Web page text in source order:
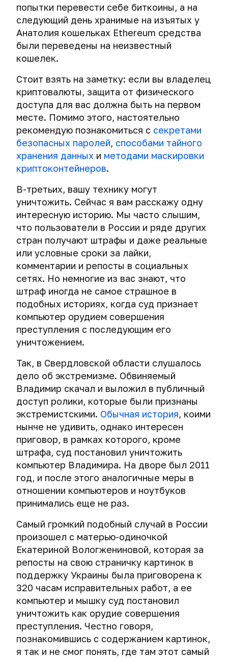
попытки перевести себе биткоины, а на
следующий день хранимые на изъятых у
Анатолия кошельках Ethereum средства
были переведены на неизвестный
кошелек.
Стоит взять на заметку: если вы владелец
криптовалюты, защита от физического
доступа для вас должна быть на первом
месте. Помимо этого, настоятельно
рекомендую познакомиться с секретами
безопасных паролей, способами тайного
хранения данных и методами маскировки
криптоконтейнеров.
В-третьих, вашу технику могут
уничтожить. Сейчас я вам расскажу одну
интересную историю. Мы часто слышим,
что пользователи в России и ряде других
стран получают штрафы и даже реальные
или условные сроки за лайки,
комментарии и репосты в социальных
сетях. Но немногие из вас знают, что
штраф иногда не самое страшное в
подобных историях, когда суд признает
компьютер орудием совершения
преступления с последующим его
уничтожением.
Так, в Свердловской области слушалось
дело об экстремизме. Обвиняемый
Владимир скачал и выложил в публичный
доступ ролики, которые были признаны
экстремистскими. Обычная история, коими
нынче не удивить, однако интересен
приговор, в рамках которого, кроме
штрафа, суд постановил уничтожить
компьютер Владимира. На дворе был 2011
год, и после этого аналогичные меры в
отношении компьютеров и ноутбуков
принимались еще не раз.
Самый громкий подобный случай в России
произошел с матерью-одиночкой
Екатериной Вологжениновой, которая за
репосты на свою страничку картинок в
поддержку Украины была приговорена к
320 часам исправительных работ, а ее
компьютер и мышку суд постановил
уничтожить как орудие совершения
преступления. Честно говоря,
познакомившись с содержанием картинок,
я так и не смог понять, где там этот самый